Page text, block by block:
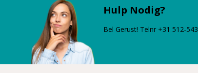
Hulp Nodig?
Bel Gerust! Telnr +31 512-